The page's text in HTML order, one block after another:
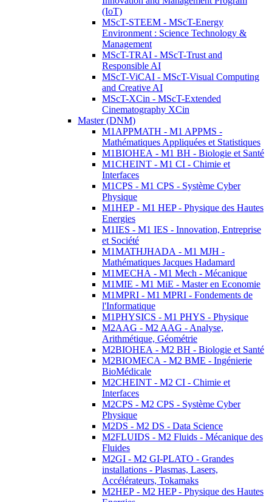
(IoT)
MScT-STEEM - MScT-Energy
Environment : Science Technology &
Management
MScT-TRAI - MScT-Trust and
Responsible AI
MScT-ViCAI - MScT-Visual Computing
and Creative AI
MScT-XCin - MScT-Extended
Cinematography XCin
Master (DNM)
M1APPMATH - M1 APPMS -
Mathématiques Appliquées et Statistiques
M1BIOHEA - M1 BH - Biologie et Santé
M1CHEINT - M1 CI - Chimie et
Interfaces
M1CPS - M1 CPS - Système Cyber
Physique
M1HEP - M1 HEP - Physique des Hautes
Energies
M1IES - M1 IES - Innovation, Entreprise
et Société
M1MATHJHADA - M1 MJH -
Mathématiques Jacques Hadamard
M1MECHA - M1 Mech - Mécanique
M1MIE - M1 MiE - Master en Economie
M1MPRI - M1 MPRI - Fondements de
l'Informatique
M1PHYSICS - M1 PHYS - Physique
M2AAG - M2 AAG - Analyse,
Arithmétique, Géométrie
M2BIOHEA - M2 BH - Biologie et Santé
M2BIOMECA - M2 BME - Ingénierie
BioMédicale
M2CHEINT - M2 CI - Chimie et
Interfaces
M2CPS - M2 CPS - Système Cyber
Physique
M2DS - M2 DS - Data Science
M2FLUIDS - M2 Fluids - Mécanique des
Fluides
M2GI - M2 GI-PLATO - Grandes
installations - Plasmas, Lasers,
Accélérateurs, Tokamaks
M2HEP - M2 HEP - Physique des Hautes